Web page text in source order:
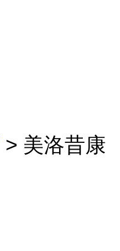
> 美洛昔康